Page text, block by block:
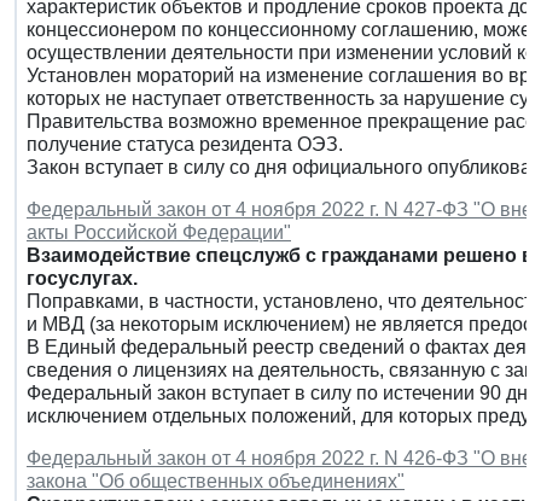
характеристик объектов и продление сроков проекта
концессионером по концессионному соглашению,
осуществлении деятельности при изменении условий
Установлен мораторий на изменение соглашения во
которых не наступает ответственность за нарушение
Правительства возможно временное прекращение
получение статуса резидента ОЭЗ.
Закон вступает в силу со дня официального
Федеральный закон от 4 ноября 2022 г. N 427-ФЗ "О
акты Российской Федерации"
Взаимодействие спецслужб с гражданами решено
госуслугах.
Поправками, в частности, установлено, что
и МВД (за некоторым исключением) не является
В Единый федеральный реестр сведений о фактах
сведения о лицензиях на деятельность, связанную с
Федеральный закон вступает в силу по истечении 90
исключением отдельных положений, для которых
Федеральный закон от 4 ноября 2022 г. N 426-ФЗ "О
закона "Об общественных объединениях"